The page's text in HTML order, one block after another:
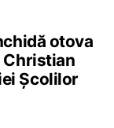
otova
Christian
Școlilor